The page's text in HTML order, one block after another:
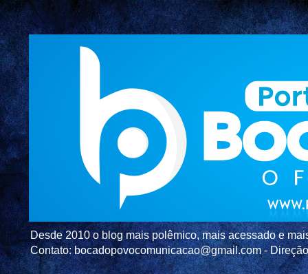
Desde 2010 o blog mais polêmico, mais acessado e
Contato: bocadopovocomunicacao@gmail.com -